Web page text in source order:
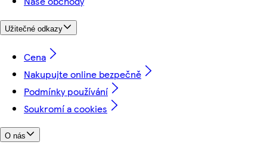
Užitečné odkazy
Cena
Nakupujte online bezpečně
Podmínky používání
Soukromí a cookies
O nás